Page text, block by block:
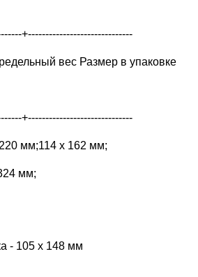
+------------------------------
вес Размер в упаковке
+------------------------------
мм;114 х 162 мм;
мм;
- 105 х 148 мм